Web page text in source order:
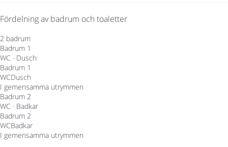
Fördelning av badrum och toaletter
2 badrum
Badrum 1
WC · Dusch
Badrum 1
WCDusch
I gemensamma utrymmen
Badrum 2
WC · Badkar
Badrum 2
WCBadkar
I gemensamma utrymmen